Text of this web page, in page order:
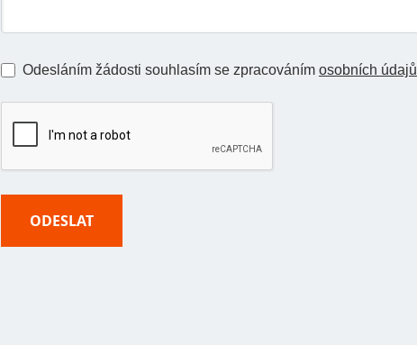
Odesláním žádosti souhlasím se zpracováním osobních údajů